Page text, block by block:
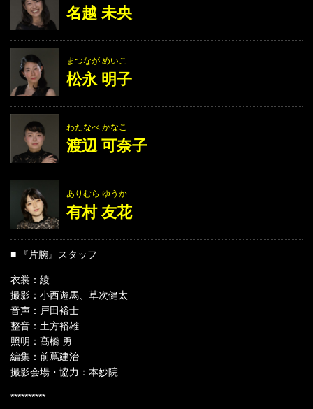
名越 未央
まつなが めいこ
松永 明子
わたなべ かなこ
渡辺 可奈子
ありむら ゆうか
有村 友花
■ 『片腕』スタッフ
衣裳：綾
撮影：小西遊馬、草次健太
音声：戸田裕士
整音：土方裕雄
照明：髙橋 勇
編集：前蔦建治
撮影会場・協力：本妙院
**********